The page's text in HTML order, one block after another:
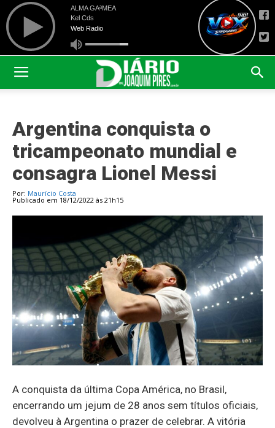
Argentina conquista o
tricampeonato mundial e
consagra Lionel Messi
Por: Maurício Costa
Publicado em 18/12/2022 às 21h15
A conquista da última Copa América, no Brasil,
encerrando um jejum de 28 anos sem títulos oficiais,
devolveu à Argentina o prazer de celebrar. A vitória